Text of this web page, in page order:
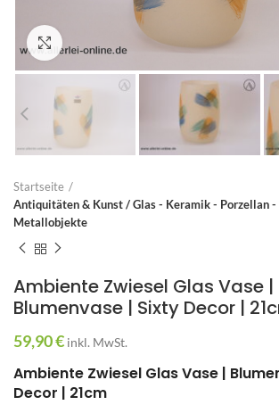
Zum Vergrößern anklicken
Startseite
Antiquitäten & Kunst / Glas - Keramik - Porzellan -
Metallobjekte
Ambiente Zwiesel Glas Vase |
Blumenvase | Sixty Decor |
59,90€ inkl. MwSt.
Ambiente Zwiesel Glas Vase |
Decor | 21cm